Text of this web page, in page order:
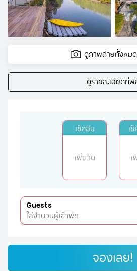
ดูภาพถ่ายทั้งหม
ดูรายละเอียดที่พั
เช็คอิน
เพิ่มวัน
เ
Guests
จองเลย!